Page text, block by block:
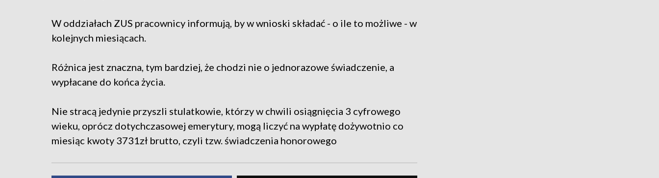
W oddziałach ZUS pracownicy informują, by w wnioski składać - o ile to możliwe - w
kolejnych miesiącach.
Różnica jest znaczna, tym bardziej, że chodzi nie o jednorazowe świadczenie, a
wypłacane do końca życia.
Nie stracą jedynie przyszli stulatkowie, którzy w chwili osiągnięcia 3 cyfrowego
wieku, oprócz dotychczasowej emerytury, mogą liczyć na wypłatę dożywotnio co
miesiąc kwoty 3731zł brutto, czyli tzw. świadczenia honorowego